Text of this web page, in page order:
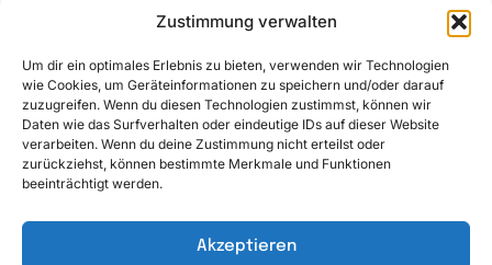
Zustimmung verwalten
Um dir ein optimales Erlebnis zu bieten, verwenden wir Technologien
wie Cookies, um Geräteinformationen zu speichern und/oder darauf
zuzugreifen. Wenn du diesen Technologien zustimmst, können wir
Daten wie das Surfverhalten oder eindeutige IDs auf dieser Website
verarbeiten. Wenn du deine Zustimmung nicht erteilst oder
zurückziehst, können bestimmte Merkmale und Funktionen
beeinträchtigt werden.
Akzeptieren
Abgabenordnung (AO).
VORIGER
Abschiedsfeier für Mitarbeiter: Wann entsteht steuerpflichtiger Arbeitslohn?